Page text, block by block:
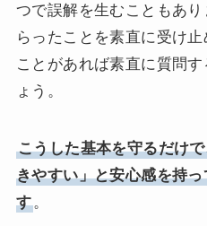
つで誤解を生むこともあ
らったことを素直に受け
ことがあれば素直に質問
ょう。
こうした基本を守るだけ
きやすい」と安心感を持
す。